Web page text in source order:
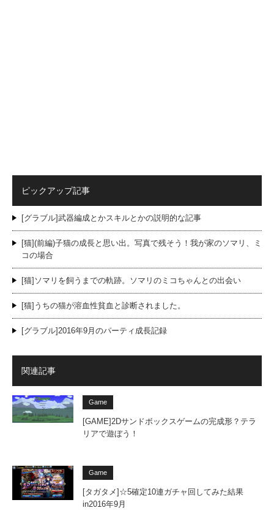
ピックアップ記事
[グラブル]武器編成とかスキルとかの説明的な記事
[猫](前編)子猫の成長と思い出。写真で残そう！我が家のソマリ、ミ
コの場合
[猫]ソマリを飼うまでの軌跡。ソマリのミコちゃんとの出会い
[猫]うちの猫が溶血性貧血と診断されました。
[グラブル]2016年9月のパーティ成長記録
関連記事
Game
[GAME]2Dサンドボックスゲームの完成形？テラ
リアで遊ぼう！
Game
[タガタメ]☆5確定10連ガチャ回してみた結果
in2016年9月